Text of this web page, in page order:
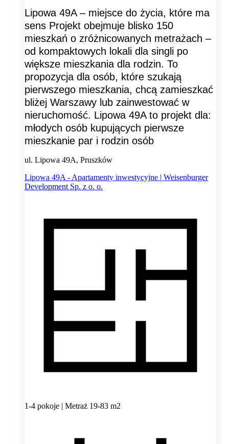
Lipowa 49A – miejsce do życia, które ma
sens Projekt obejmuje blisko 150
mieszkań o zróżnicowanych metrażach –
od kompaktowych lokali dla singli po
większe mieszkania dla rodzin. To
propozycja dla osób, które szukają
pierwszego mieszkania, chcą zamieszkać
bliżej Warszawy lub zainwestować w
nieruchomość. Lipowa 49A to projekt dla:
młodych osób kupujących pierwsze
mieszkanie par i rodzin osób
ul. Lipowa 49A, Pruszków
Lipowa 49A - Apartamenty inwestycyjne | Weisenburger
Development Sp. z o. o.
1-4 pokoje | Metraż 19-83 m2